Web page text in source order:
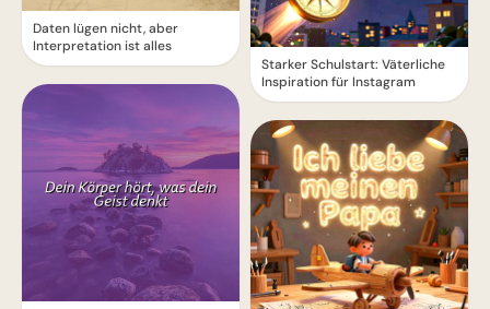
Daten lügen nicht, aber
Interpretation ist alles
Starker Schulstart: Väterliche
Inspiration für Instagram